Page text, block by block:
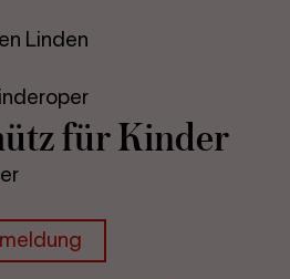
Linden
für Kinder